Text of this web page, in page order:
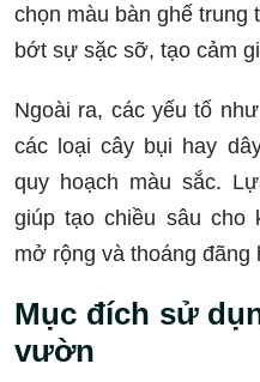
chọn màu bàn ghế trung
bớt sự sặc sỡ, tạo cảm
Ngoài ra, các yếu tố
các loại cây bụi hay
quy hoạch màu sắc.
giúp tạo chiều sâu cho
mở rộng và thoáng đãng
Mục đích sử
vườn